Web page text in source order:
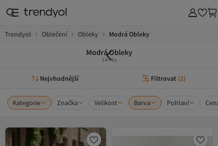
Trendyol Oblečení Obleky Modrá Obleky
Modrá Obleky
14+ ks
Nejvhodnější Filtrovat (2)
Kategorie Značka Velikost Barva Pohlaví